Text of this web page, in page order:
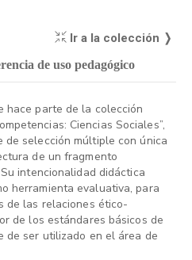
Ir a la colección ❭
de uso pedagógico
hace parte de la colección
Ciencias Sociales”,
selección múltiple con única
de un fragmento
intencionalidad didáctica
herramienta evaluativa, para
de las relaciones ético-
de los estándares básicos de
de ser utilizado en el área de